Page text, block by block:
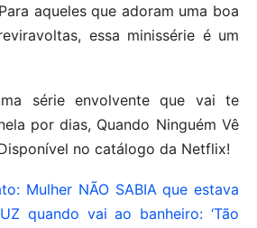
aqueles que adoram uma boa
essa minissérie é um
série envolvente que vai te
por dias, Quando Ninguém Vê
no catálogo da Netflix!
Mulher NÃO SABIA que estava
quando vai ao banheiro: ‘Tão